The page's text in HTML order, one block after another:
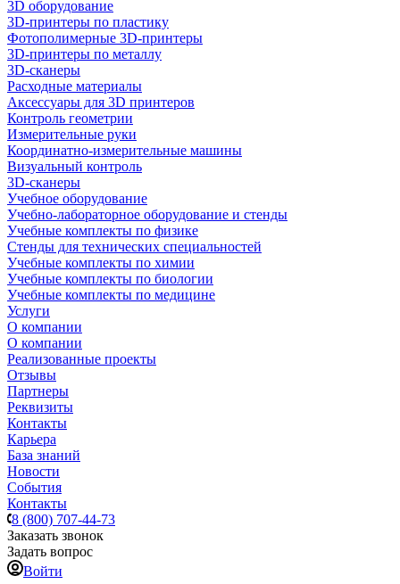
3D оборудование
3D-принтеры по пластику
Фотополимерные 3D-принтеры
3D-принтеры по металлу
3D-сканеры
Расходные материалы
Аксессуары для 3D принтеров
Контроль геометрии
Измерительные руки
Координатно-измерительные машины
Визуальный контроль
3D-сканеры
Учебное оборудование
Учебно-лабораторное оборудование и стенды
Учебные комплекты по физике
Стенды для технических специальностей
Учебные комплекты по химии
Учебные комплекты по биологии
Учебные комплекты по медицине
Услуги
О компании
О компании
Реализованные проекты
Отзывы
Партнеры
Реквизиты
Контакты
Карьера
База знаний
Новости
События
Контакты
8 (800) 707-44-73
Заказать звонок
Задать вопрос
Войти